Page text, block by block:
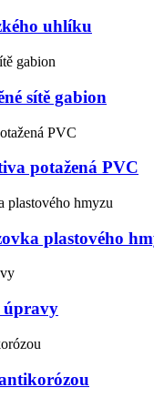
uhlíku
sítě gabion
potažená PVC
plastového
úpravy